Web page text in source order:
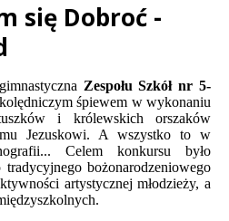
się Dobroć -
Zespołu Szkół nr 5-
kolędniczym śpiewem w wykonaniu
i królewskich orszaków
Jezuskowi. A wszystko to w
Celem konkursu było
bożonarodzeniowego
artystycznej młodzieży, a